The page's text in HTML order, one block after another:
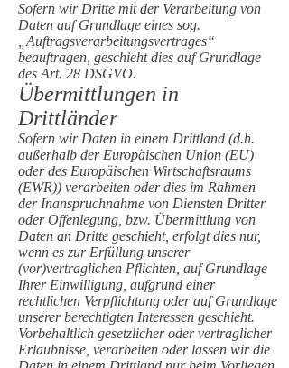
Sofern wir Dritte mit der Verarbeitung von
Daten auf Grundlage eines sog.
„Auftragsverarbeitungsvertrages“
beauftragen, geschieht dies auf Grundlage
des Art. 28 DSGVO.
Übermittlungen in
Drittländer
Sofern wir Daten in einem Drittland (d.h.
außerhalb der Europäischen Union (EU)
oder des Europäischen Wirtschaftsraums
(EWR)) verarbeiten oder dies im Rahmen
der Inanspruchnahme von Diensten Dritter
oder Offenlegung, bzw. Übermittlung von
Daten an Dritte geschieht, erfolgt dies nur,
wenn es zur Erfüllung unserer
(vor)vertraglichen Pflichten, auf Grundlage
Ihrer Einwilligung, aufgrund einer
rechtlichen Verpflichtung oder auf Grundlage
unserer berechtigten Interessen geschieht.
Vorbehaltlich gesetzlicher oder vertraglicher
Erlaubnisse, verarbeiten oder lassen wir die